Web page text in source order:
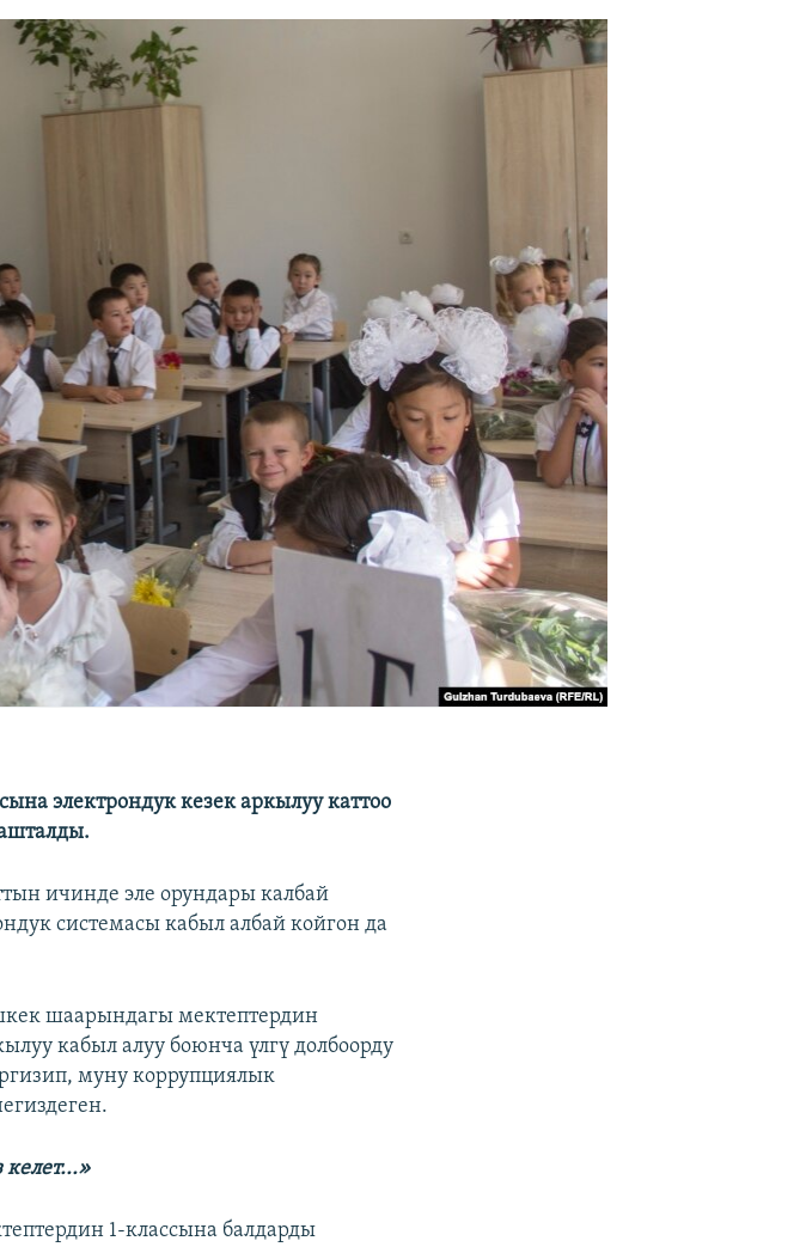
электрондук кезек аркылуу каттоо
ичинде эле орундары калбай
системасы кабыл албай койгон да
шаарындагы мектептердин
кабыл алуу боюнча үлгү долбоорду
муну коррупциялык
1-классына балдарды